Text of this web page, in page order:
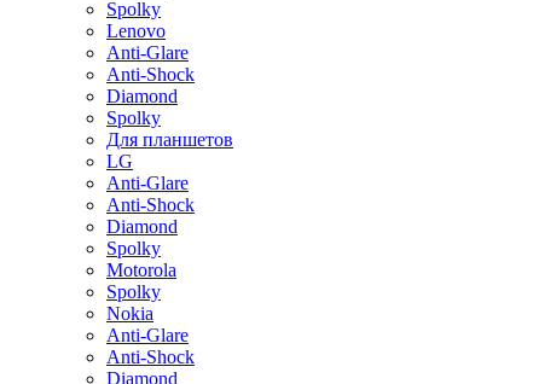
Spolky
Lenovo
Anti-Glare
Anti-Shock
Diamond
Spolky
Для планшетов
LG
Anti-Glare
Anti-Shock
Diamond
Spolky
Motorola
Spolky
Nokia
Anti-Glare
Anti-Shock
Diamond